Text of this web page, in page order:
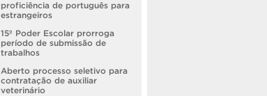
proficiência de português para
estrangeiros
15º Poder Escolar prorroga
período de submissão de
trabalhos
Aberto processo seletivo para
contratação de auxiliar
veterinário